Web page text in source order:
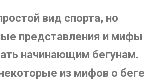
вид спорта, но
представления и мифы
начинающим бегунам.
из мифов о беге